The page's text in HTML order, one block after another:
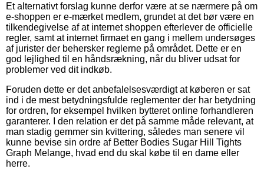
Et alternativt forslag kunne derfor være at se nærmere på om
e-shoppen er e-mærket medlem, grundet at det bør være en
tilkendegivelse af at internet shoppen efterlever de officielle
regler, samt at internet firmaet en gang i mellem undersøges
af jurister der behersker reglerne på området. Dette er en
god lejlighed til en håndsrækning, når du bliver udsat for
problemer ved dit indkøb.
Foruden dette er det anbefalelsesværdigt at køberen er sat
ind i de mest betydningsfulde reglementer der har betydning
for ordren, for eksempel hvilken bytteret online forhandleren
garanterer. I den relation er det på samme måde relevant, at
man stadig gemmer sin kvittering, således man senere vil
kunne bevise sin ordre af Better Bodies Sugar Hill Tights
Graph Melange, hvad end du skal købe til en dame eller
herre.